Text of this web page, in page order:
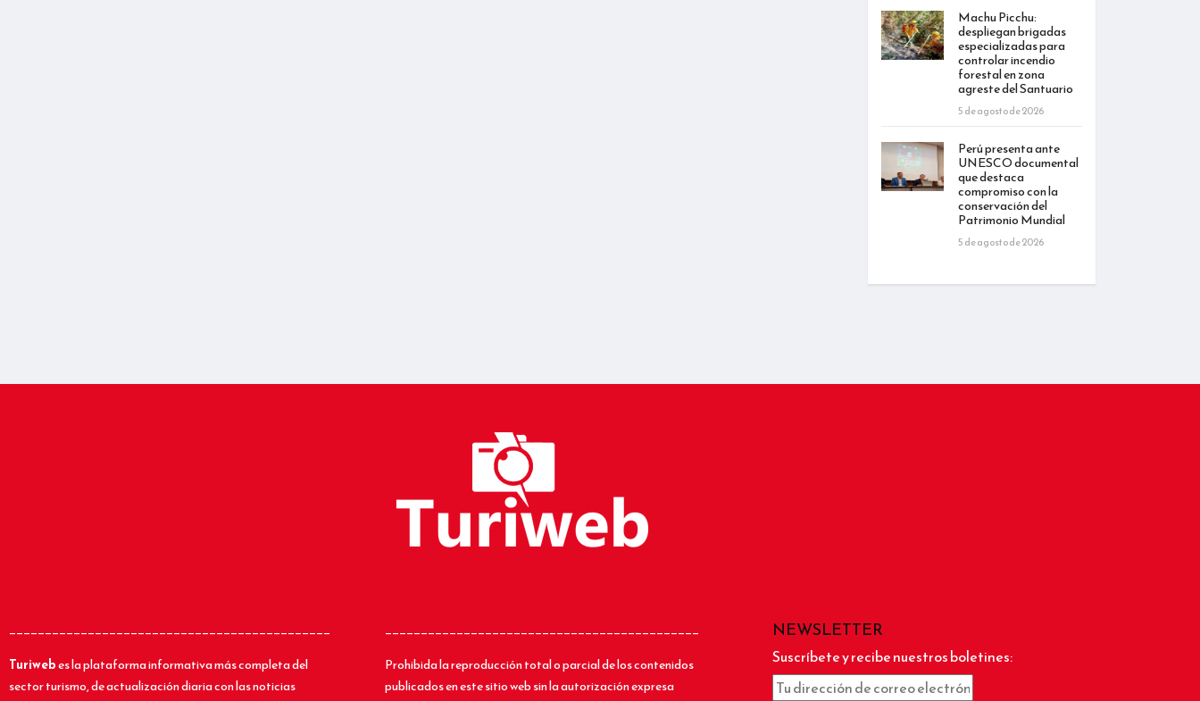
Machu Picchu:
despliegan brigadas
especializadas para
controlar incendio
forestal en zona
agreste del Santuario
5 de agosto de 2026
Perú presenta ante
UNESCO documental
que destaca
compromiso con la
conservación del
Patrimonio Mundial
5 de agosto de 2026
_____________________________________________
Turiwebes la plataforma informativa más completa del
sector turismo, de actualización diaria con las noticias
____________________________________________
Prohibida la reproducción total o parcial de los contenidos
publicados en este sitio web sin la autorización expresa
NEWSLETTER
Suscríbete y recibe nuestros boletines: